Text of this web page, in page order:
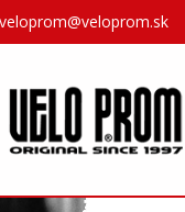
veloprom@veloprom.sk